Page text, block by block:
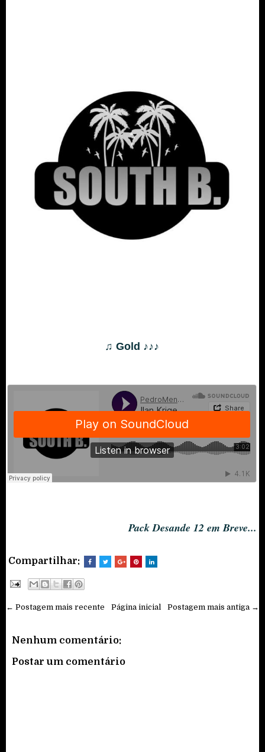
♫ Gold ♪♪♪
Pack Desande 12 em Breve...
Compartilhar:
← Postagem mais recente Postagem mais antiga →
Página inicial
Nenhum comentário:
Postar um comentário